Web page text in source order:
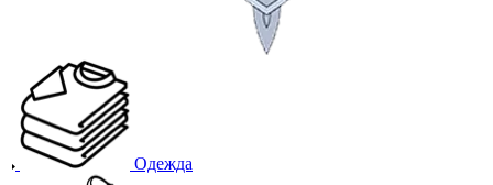
Одежда